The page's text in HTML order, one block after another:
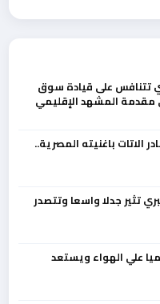
تتنافس على قيادة سوق
مقدمة المشهد الإقليمي
الاتات باغنيته المصرية..
تثير جدلا واسعا وتتصدر
علي الهواء ويستعد